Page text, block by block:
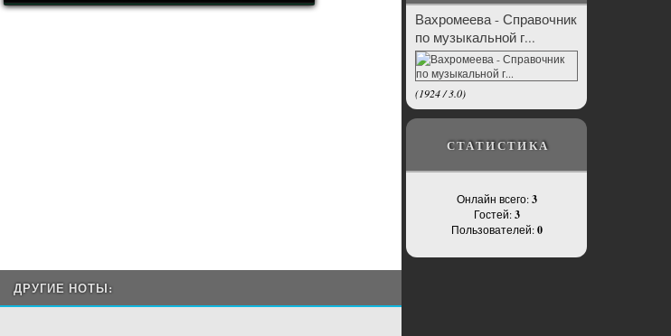
ДРУГИЕ НОТЫ:
Вахромеева - Справочник
по музыкальной г...
(1924/3.0)
СТАТИСТИКА
Онлайн всего:3
Гостей:3
Пользователей:0